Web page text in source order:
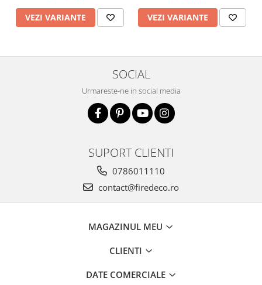
VEZI VARIANTE VEZI VARIANTE
SOCIAL
Urmareste-ne in social media
SUPORT CLIENTI
0786011110
contact@firedeco.ro
MAGAZINUL MEU
CLIENTI
DATE COMERCIALE